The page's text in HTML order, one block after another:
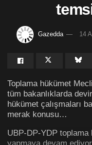
Gazedda 14
Toplama hükümet
tüm bakanlıklarda
hükümet çalışmaları
merak konusu…
UBP-DP-YDP